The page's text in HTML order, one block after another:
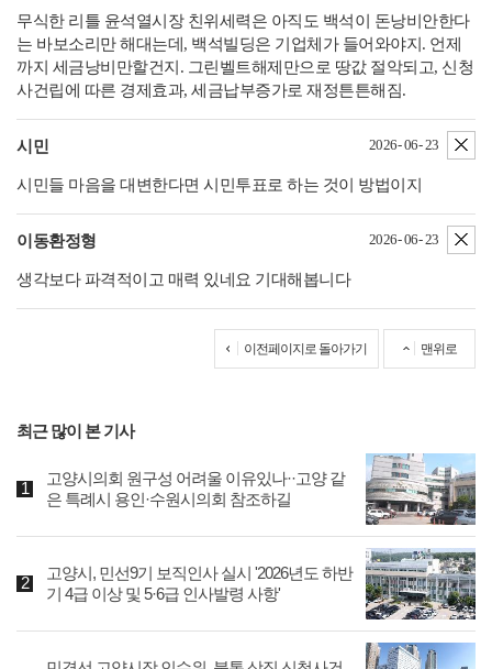
무식한 리틀 윤석열시장 친위세력은 아직도 백석이 돈낭비안한다
는 바보소리만 해대는데, 백석빌딩은 기업체가 들어와야지. 언제
까지 세금낭비만할건지. 그린벨트해제만으로 땅값 절악되고, 신청
사건립에 따른 경제효과, 세금납부증가로 재정튼튼해짐.
시민 2026- 06- 23
시민들 마음을 대변한다면 시민투표로 하는 것이 방법이지
이동환정형 2026- 06- 23
생각보다 파격적이고 매력 있네요 기대해봅니다
이전페이지로 돌아가기 맨위로
최근 많이 본 기사
고양시의회 원구성 어려울 이유있나··고양 같
은 특례시 용인·수원시의회 참조하길
고양시, 민선9기 보직인사 실시 '2026년도 하반
기 4급 이상 및 5·6급 인사발령 사항'